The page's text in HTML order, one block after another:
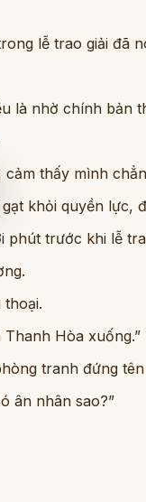
lễ trao giải đã
là nhờ chính bản
thấy mình
khỏi quyền lực,
phút trước khi lễ
Hòa xuống.”
tranh đứng
ân nhân sao?”